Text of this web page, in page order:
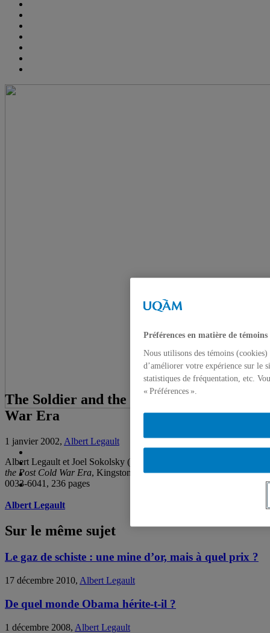
The Soldier and the State in the Post Cold
War Era
1 janvier 2002, Albert Legault
Albert Legault et Joel Sokolsky (dir.)
the Post Cold War Era, Kingston, Queen’s Quarterly, 2002, ISSN
0033-6041, 236 pages
Albert Legault
Sur le même sujet
Le gaz de schiste : une mine d’or, mais à quel prix ?
17 décembre 2010, Albert Legault
De quel monde Obama hérite-t-il ?
1 décembre 2008, Albert Legault
Préférences en matière de témoins
Nous utilisons des témoins
d’améliorer votre expérience sur le
statistiques de fréquentation, etc.
« Préférences ».